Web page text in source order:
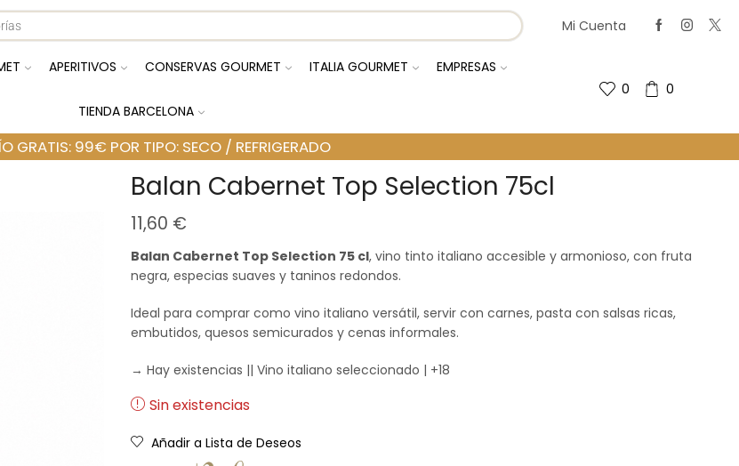
Mi Cuenta
APERITIVOS CONSERVAS GOURMET ITALIA GOURMET EMPRESAS
TIENDA BARCELONA
0 0
GRATIS: 99€ POR TIPO: SECO / REFRIGERADO
Balan Cabernet Top Selection 75cl
11,60 €
Balan Cabernet Top Selection 75 cl, vino tinto italiano accesible y armonioso, con fruta
negra, especias suaves y taninos redondos.
Ideal para comprar como vino italiano versátil, servir con carnes, pasta con salsas ricas,
embutidos, quesos semicurados y cenas informales.
→ Hay existencias || Vino italiano seleccionado | +18
Sin existencias
Añadir a Lista de Deseos